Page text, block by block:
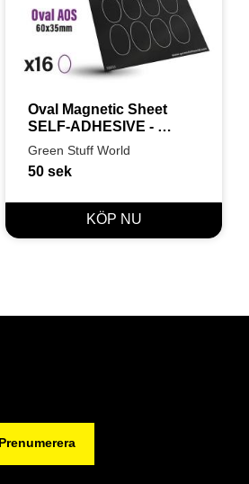
Oval Magnetic Sheet
SELF-ADHESIVE -
60x35mm
Green Stuff World
50 sek
Prenumerera